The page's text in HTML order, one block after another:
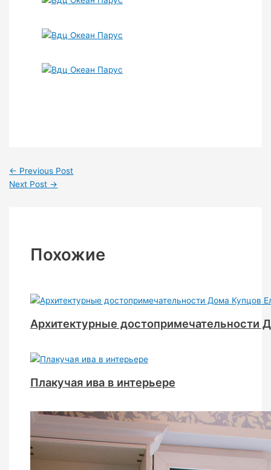
← Previous Post
Next Post →
Похожие
Архитектурные достопримечательности
Плакучая ива в интерьере